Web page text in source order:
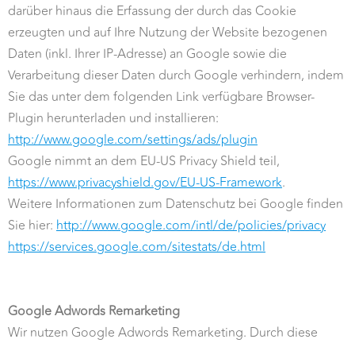
darüber hinaus die Erfassung der durch das Cookie
erzeugten und auf Ihre Nutzung der Website bezogenen
Daten (inkl. Ihrer IP-Adresse) an Google sowie die
Verarbeitung dieser Daten durch Google verhindern, indem
Sie das unter dem folgenden Link verfügbare Browser-
Plugin herunterladen und installieren:
http://www.google.com/settings/ads/plugin
Google nimmt an dem EU-US Privacy Shield teil,
https://www.privacyshield.gov/EU-US-Framework.
Weitere Informationen zum Datenschutz bei Google finden
Sie hier: http://www.google.com/intl/de/policies/privacy
https://services.google.com/sitestats/de.html
Google Adwords Remarketing
Wir nutzen Google Adwords Remarketing. Durch diese